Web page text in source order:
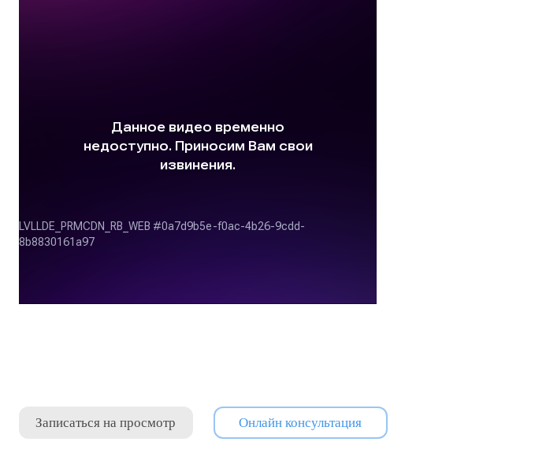
Записаться на просмотр Онлайн консультация